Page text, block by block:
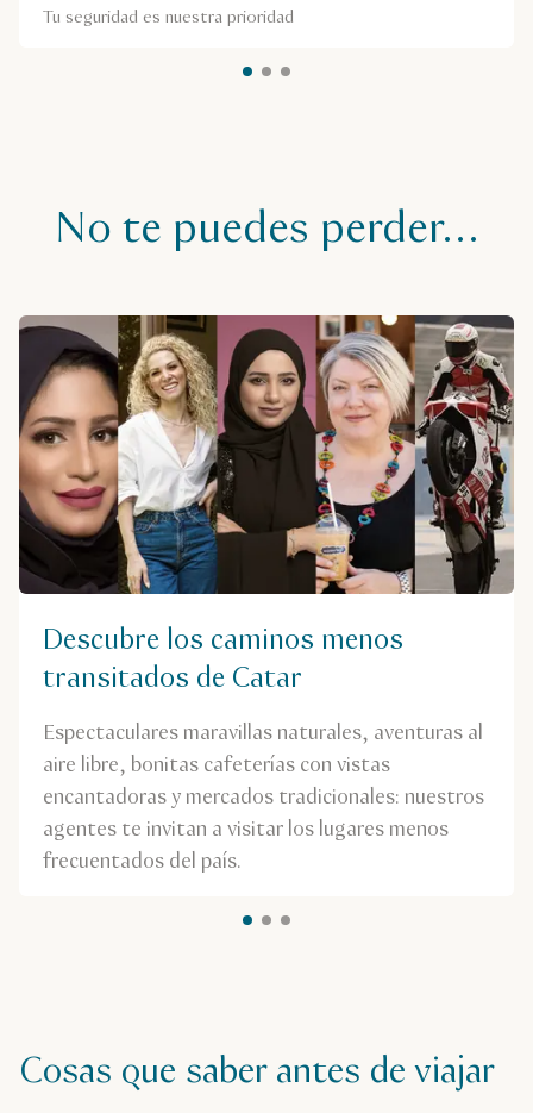
Tu seguridad es nuestra prioridad
No te puedes perder…
Descubre los caminos menos
transitados de Catar
Espectaculares maravillas naturales, aventuras al
aire libre, bonitas cafeterías con vistas
encantadoras y mercados tradicionales: nuestros
agentes te invitan a visitar los lugares menos
frecuentados del país.
Cosas que saber antes de viajar